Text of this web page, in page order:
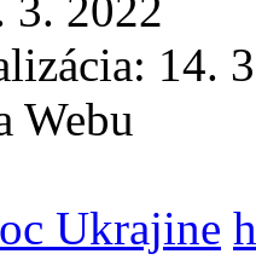
14.
Webu
Ukrajine